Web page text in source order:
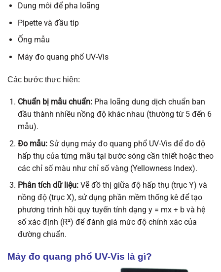
Dung môi để pha loãng
Pipette và đầu tip
Ống mẫu
Máy đo quang phổ UV-Vis
Các bước thực hiện:
Chuẩn bị mẫu chuẩn:Pha loãng dung dịch chuẩn ban
đầu thành nhiều nồng độ khác nhau (thường từ 5 đến 6
mẫu).
Đo mẫu:Sử dụng máy đo quang phổ UV-Vis để đo độ
hấp thụ của từng mẫu tại bước sóng cần thiết hoặc theo
các chỉ số màu như chỉ số vàng (Yellowness Index).
Phân tích dữ liệu:Vẽ đồ thị giữa độ hấp thụ (trục Y) và
nồng độ (trục X), sử dụng phần mềm thống kê để tạo
phương trình hồi quy tuyến tính dạng y = mx + b và hệ
số xác định (R²) để đánh giá mức độ chính xác của
đường chuẩn.
Máy đo quang phổ UV-Vis là gì?